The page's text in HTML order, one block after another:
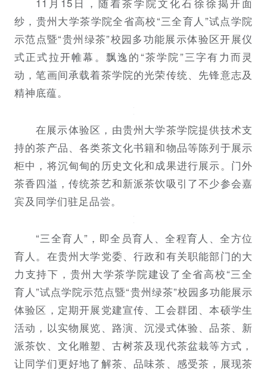
纱，贵州大学茶学院全省高校“三全育人”试点学院
示范点暨“贵州绿茶”校园多功能展示体验区开展仪
式正式拉开帷幕。飘逸的“茶学院”三字有力而灵
动，笔画间承载着茶学院的光荣传统、先锋意志及
精神底蕴。
在展示体验区，由贵州大学茶学院提供技术支
持的茶产品、各类茶文化书籍和物品等陈列于展示
柜中，将沉甸甸的历史文化和成果进行展示。门外
茶香四溢，传统茶艺和新派茶饮吸引了不少参会嘉
宾及同学们驻足品尝。
“三全育人”，即全员育人、全程育人、全方位
育人。在贵州大学党委、行政和有关职能部门的大
力支持下，贵州大学茶学院建设了全省高校“三全
育人”试点学院示范点暨“贵州绿茶”校园多功能展示
体验区，定期开展党建宣传、工会群团、本硕学生
活动，以实物展览、路演、沉浸式体验、品茶、新
派茶饮、文化雕塑、古树茶及现代茶盆栽等方式，
让同学们更好地了解茶、品味茶、感受茶，展现茶